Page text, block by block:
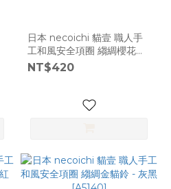
日本 necoichi 貓壹 職人手
工和風安全項圈 縐綢櫻花鈴
- 藍 [A5140]
NT$420